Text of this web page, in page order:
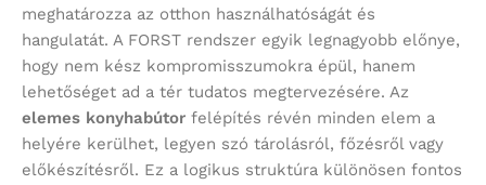
meghatározza az otthon használhatóságát és
hangulatát. A FORST rendszer egyik legnagyobb előnye,
hogy nem kész kompromisszumokra épül, hanem
lehetőséget ad a tér tudatos megtervezésére. Az
elemes konyhabútor felépítés révén minden elem a
helyére kerülhet, legyen szó tárolásról, főzésről vagy
előkészítésről. Ez a logikus struktúra különösen fontos